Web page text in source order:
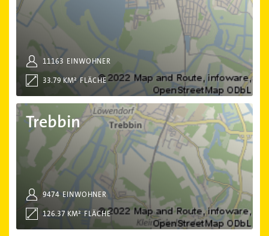
EINWOHNER
11163
FLÄCHE
33.79 KM²
Trebbin
EINWOHNER
9474
FLÄCHE
126.37 KM²
Trebbin